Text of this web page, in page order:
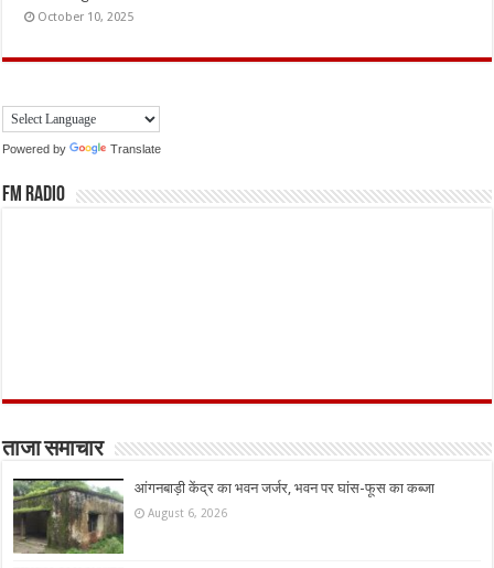
October 10, 2025
Powered by Translate
FM Radio
ताजा समाचार
आंगनबाड़ी केंद्र का भवन जर्जर, भवन पर घांस-फूस का कब्जा
August 6, 2026